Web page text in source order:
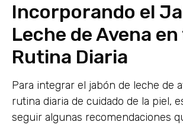
Incorporando el
Leche de Avena
Rutina Diaria
Para integrar el jabón de leche de
rutina diaria de cuidado de la piel,
seguir algunas recomendaciones